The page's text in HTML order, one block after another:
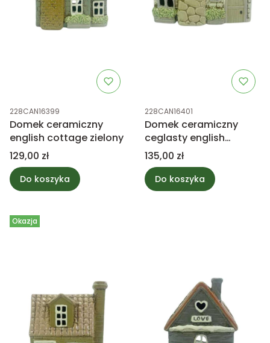
Kod produktu
228CAN16399
Domek ceramiczny
english cottage zielony
Cena
129,00 zł
Do koszyka
Kod produktu
228CAN16401
Domek ceramiczny
ceglasty english
cottage z mchem
Cena
135,00 zł
Do koszyka
Okazja